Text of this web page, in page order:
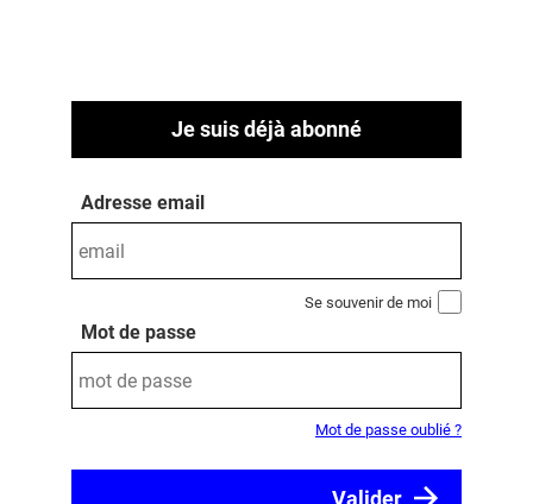
Je suis déjà abonné
Adresse email
Se souvenir de moi
Mot de passe
Mot de passe oublié ?